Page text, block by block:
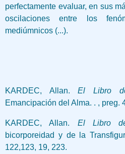
perfectamente evaluar, en sus
oscilaciones entre los
mediúmnicos (...).
KARDEC, Allan.El Libro
Emancipación del Alma. . , preg.
KARDEC, Allan. El Libro
bicorporeidad y de la
122,123, 19, 223.